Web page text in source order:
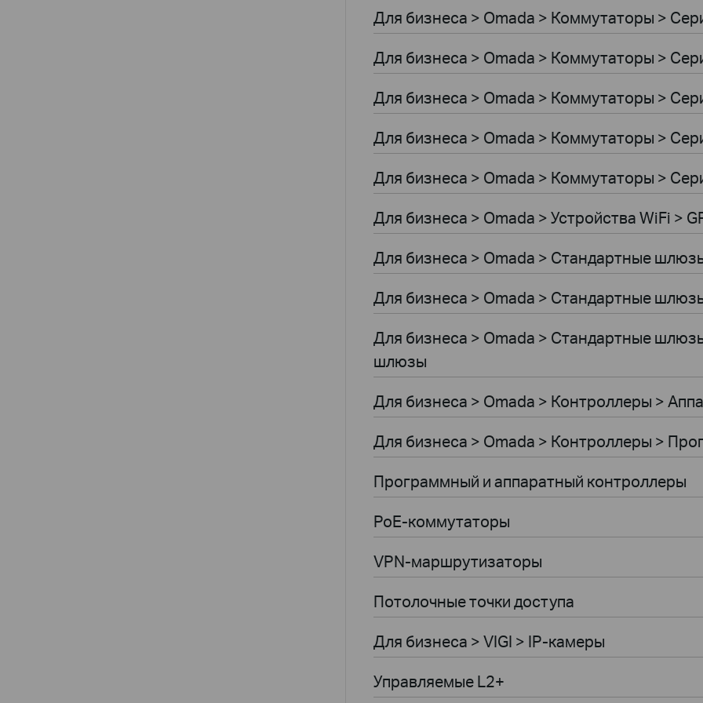
Для бизнеса > Omada > Коммутаторы >
Для бизнеса > Omada > Коммутаторы >
Для бизнеса > Omada > Коммутаторы >
Для бизнеса > Omada > Коммутаторы >
Для бизнеса > Omada > Коммутаторы >
Для бизнеса > Omada > Устройства WiFi >
Для бизнеса > Omada > Стандартные
Для бизнеса > Omada > Стандартные
Для бизнеса > Omada > Стандартные
шлюзы
Для бизнеса > Omada > Контроллеры >
Для бизнеса > Omada > Контроллеры >
Программный и аппаратный контроллеры
PoE-коммутаторы
VPN-маршрутизаторы
Потолочные точки доступа
Для бизнеса > VIGI > IP-камеры
Управляемые L2+